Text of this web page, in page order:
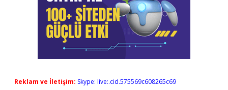
Reklam ve İletişim: Skype: live:.cid.575569c608265c69